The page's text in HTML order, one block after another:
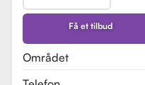
Få et tilbud
Området